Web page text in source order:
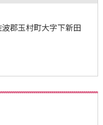
郡玉村町大字下新田